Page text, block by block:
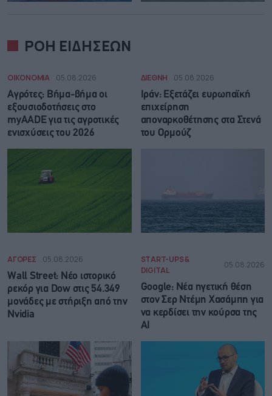
ΡΟΗ ΕΙΔΗΣΕΩΝ
ΟΙΚΟΝΟΜΙΑ 05.08.2026
Αγρότες: Βήμα-βήμα οι
εξουσιοδοτήσεις στο
myAADE για τις αγροτικές
ενισχύσεις του 2026
ΔΙΕΘΝΗ 05.08.2026
Ιράν: Eξετάζει ευρωπαϊκή
επιχείρηση
αποναρκοθέτησης στα Στενά
του Ορμούζ
ΑΓΟΡΕΣ 05.08.2026
Wall Street: Νέο ιστορικό
ρεκόρ για Dow στις 54.349
μονάδες με στήριξη από την
Nvidia
START-UPS &
DIGITAL
05.08.2026
Google: Νέα ηγετική θέση
στον Σερ Ντέμη Χασάμπη για
να κερδίσει την κούρσα της
ΑΙ